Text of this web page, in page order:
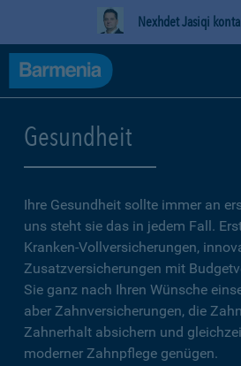
Nexhdet Jasiqi
Gesundheit
Ihre Gesundheit sollte immer an
uns steht sie das in jedem Fall.
Kranken-Vollversicherungen,
Zusatzversicherungen mit
Sie ganz nach Ihren Wünsche
aber Zahnversicherungen, die
Zahnerhalt absichern und
moderner Zahnpflege genügen.